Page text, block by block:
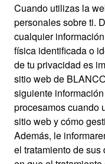
Cuando utilizas la
personales sobre ti.
cualquier
física identificada o
de tu privacidad es
sitio web de
siguiente
procesamos cuando
sitio web y cómo
Además, le
el tratamiento de